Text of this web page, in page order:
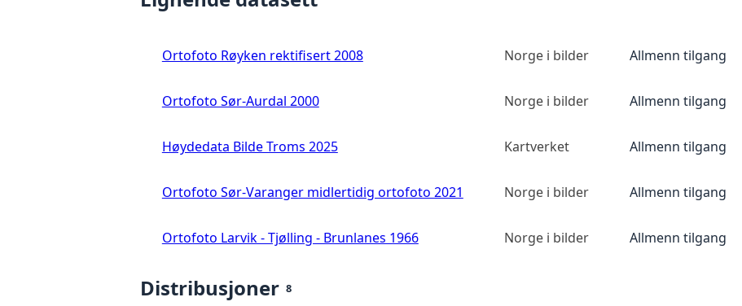
Ortofoto Røyken rektifisert 2008 Norge i bilder Allmenn tilgang
Ortofoto Sør-Aurdal 2000 Norge i bilder Allmenn tilgang
Høydedata Bilde Troms 2025 Kartverket Allmenn tilgang
Ortofoto Sør-Varanger midlertidig ortofoto 2021 Norge i bilder Allmenn tilgang
Ortofoto Larvik - Tjølling - Brunlanes 1966 Norge i bilder Allmenn tilgang
Distribusjoner 8